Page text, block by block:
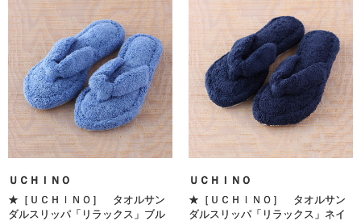
ＵＣＨＩＮＯ
★［ＵＣＨＩＮＯ］ タオルサン
ダルスリッパ「リラックス」ブル
ＵＣＨＩＮＯ
★［ＵＣＨＩＮＯ］ タオルサン
ダルスリッパ「リラックス」ネイ